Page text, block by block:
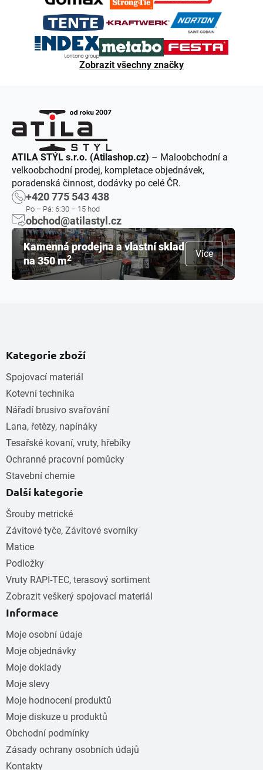
Zobrazit všechny značky
ATILA STÝL s.r.o. (Atilashop.cz) – Maloobchodní a
velkoobchodní prodej, kompletace objednávek,
poradenská činnost, dodávky po celé ČR.
+420 775 543 438
Po – Pá: 6:30 – 15 hod
obchod@atilastyl.cz
Kamenná prodejna a vlastní sklad
na 350 m2 Více
Kategorie zboží
Spojovací materiál
Kotevní technika
Nářadí brusivo svařování
Lana, řetězy, napínáky
Tesařské kovaní, vruty, hřebíky
Ochranné pracovní pomůcky
Stavební chemie
Další kategorie
Šrouby metrické
Závitové tyče, Závitové svorníky
Matice
Podložky
Vruty RAPI-TEC, terasový sortiment
Zobrazit veškerý spojovací materiál
Informace
Moje osobní údaje
Moje objednávky
Moje doklady
Moje slevy
Moje hodnocení produktů
Moje diskuze u produktů
Obchodní podmínky
Zásady ochrany osobních údajů
Kontakty